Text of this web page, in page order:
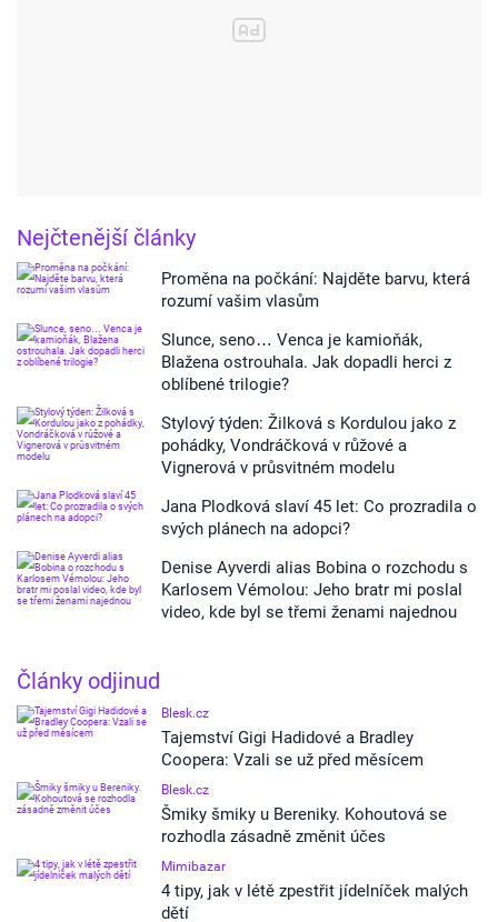
Nejčtenější články
Proměna na počkání: Najděte barvu, která
rozumí vašim vlasům
Slunce, seno… Venca je kamioňák,
Blažena ostrouhala. Jak dopadli herci z
oblíbené trilogie?
Stylový týden: Žilková s Kordulou jako z
pohádky, Vondráčková v růžové a
Vignerová v průsvitném modelu
Jana Plodková slaví 45 let: Co prozradila o
svých plánech na adopci?
Denise Ayverdi alias Bobina o rozchodu s
Karlosem Vémolou: Jeho bratr mi poslal
video, kde byl se třemi ženami najednou
Články odjinud
Blesk.cz
Tajemství Gigi Hadidové a Bradley
Coopera: Vzali se už před měsícem
Blesk.cz
Šmiky šmiky u Bereniky. Kohoutová se
rozhodla zásadně změnit účes
Mimibazar
4 tipy, jak v létě zpestřit jídelníček malých
dětí